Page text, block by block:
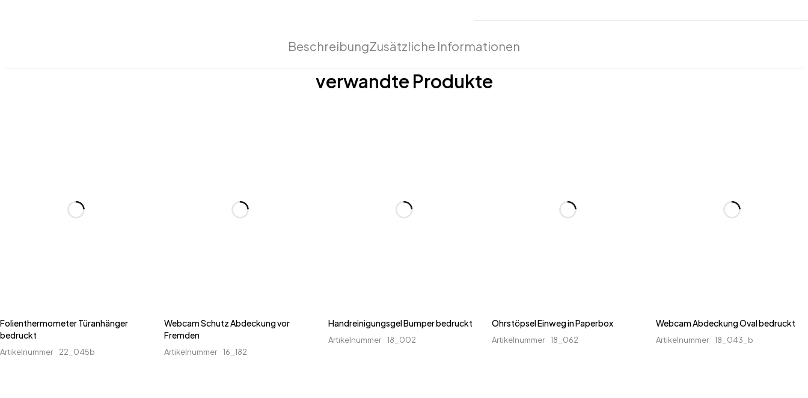
BeschreibungZusätzliche Informationen
verwandte Produkte
Folienthermometer Türanhänger
bedruckt
Artikelnummer 22_045b
Webcam Schutz Abdeckung vor
Fremden
Artikelnummer 16_182
Handreinigungsgel Bumper bedruckt
Artikelnummer 18_002
Ohrstöpsel Einweg in Paperbox
Artikelnummer 18_062
Webcam Abdeckung Oval bedruckt
Artikelnummer 18_043_b